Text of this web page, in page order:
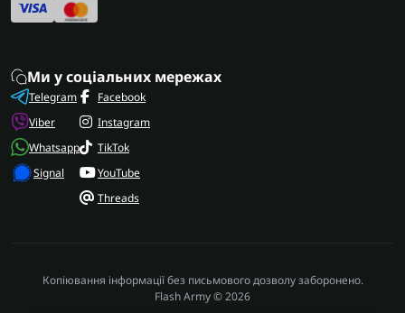
Ми у соціальних мережах
Telegram
Viber
Whatsapp
Signal
Facebook
Instagram
TikTok
YouTube
Threads
Копіювання інформації без письмового дозволу заборонено.
Flash Army © 2026